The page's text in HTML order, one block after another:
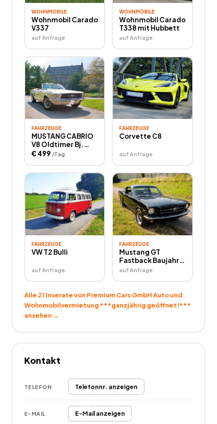
WOHNMOBILE
Wohnmobil Carado
V337
auf Anfrage
WOHNMOBILE
Wohnmobil Carado
T338 mit Hubbett
auf Anfrage
FAHRZEUGE
MUSTANG CABRIO
V8 Oldtimer Bj.
1967 zum
Hochzeitsauto!
€499 /Tag
FAHRZEUGE
Corvette C8
auf Anfrage
FAHRZEUGE
VW T2 Bulli
auf Anfrage
FAHRZEUGE
Mustang GT
Fastback Baujahr
1965 ***V8-
Selbstfahren***
auf Anfrage
Alle 21 Inserate von Premium Cars GmbH Auto und
Wohnmobilvermietung ***ganzjährig geöffnet!***
ansehen →
Kontakt
TELEFON Telefonnr. anzeigen
E-MAIL E-Mail anzeigen